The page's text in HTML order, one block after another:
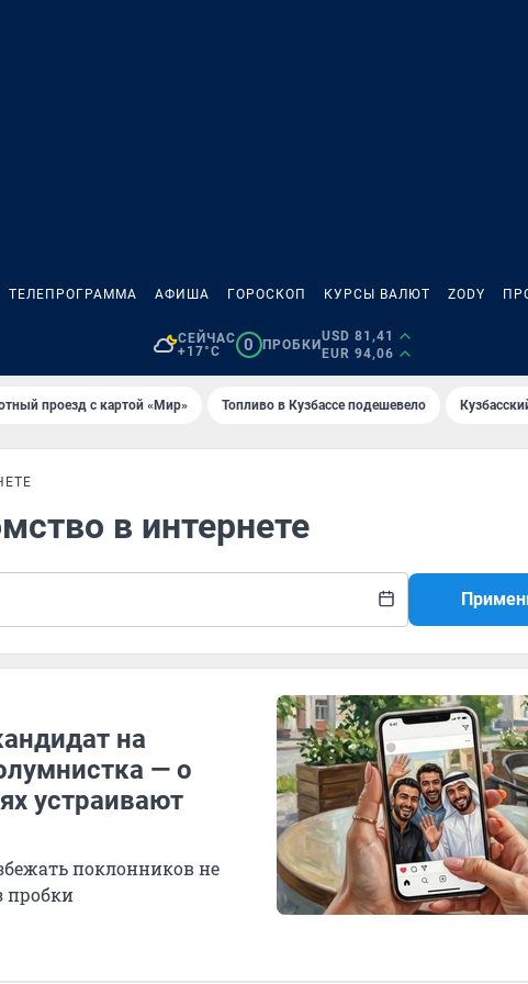
ТЕЛЕПРОГРАММА АФИША ГОРОСКОП КУРСЫ ВАЛЮТ ZODY
СЕЙЧАС
+17°C
0 ПРОБКИ
USD 81,41
EUR 94,06
проезд с картой «Мир» Топливо в Кузбассе подешевело
в интернете
на
— о
устраивают
поклонников не
пробки